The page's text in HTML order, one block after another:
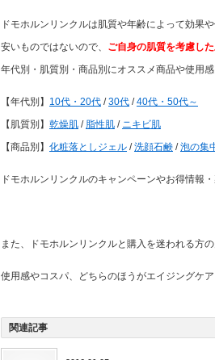
ドモホルンリンクルは肌質や年齢によって効果や
安いものではないので、 ご自身の肌質を考慮し
年代別・肌質別・商品別にオススメ商品や使用
【年代別】 10代・20代 /30代 /40代・50代～
【肌質別】 乾燥肌 / 脂性肌 / ニキビ肌
【商品別】 化粧落としジェル /洗顔石鹸 /泡の集
ドモホルンリンクルのキャンペーンやお得情報
また、ドモホルンリンクルと購入を迷われる方
使用感やコスパ、どちらのほうがエイジングケ
関連記事